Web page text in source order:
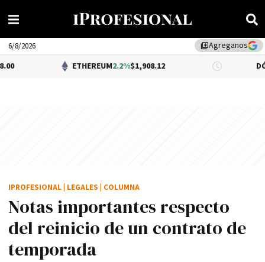
library_addAgreganos
6/8/2026
ETHEREUM2.2%$1,908.12 DÓLAR BNA
Notas importantes respecto
del reinicio de un contrato de
temporada
IPROFESIONAL LEGALES COLUMNA